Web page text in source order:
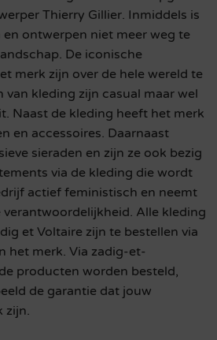
Thierry Gillier. Inmiddels is
ontwerpen niet meer weg te
De iconische
merk zijn over de hele wereld te
van kleding zijn casual maar wel
Naast de kleding heeft het merk
en accessoires. Daarnaast
sieraden en zijn ze ook bezig
via de kleding die wordt
actief feministisch en neemt
Alle kleding
et Voltaire zijn te bestellen via
het merk. Via zadig-et-
producten worden besteld,
de garantie dat jouw
zijn.